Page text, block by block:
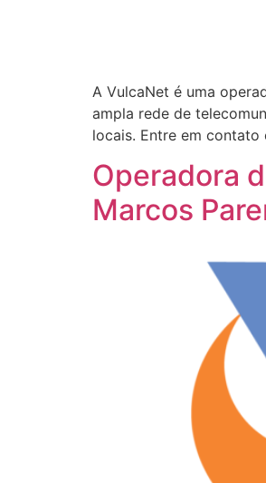
A VulcaNet é uma
ampla rede de
locais. Entre em contato
Operadora
Marcos